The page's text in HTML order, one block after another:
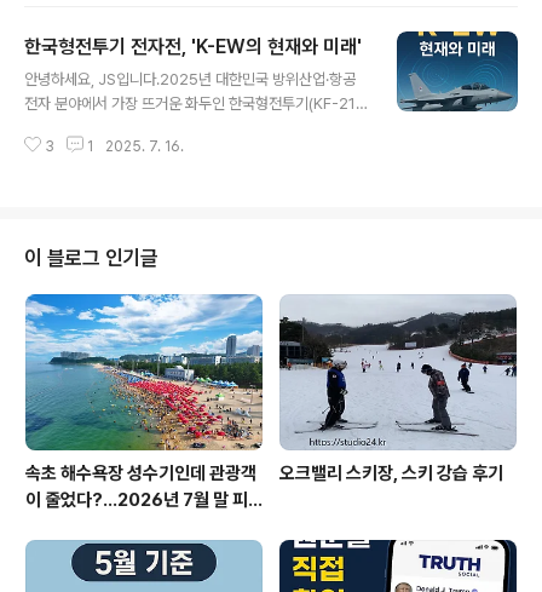
요약]2025년, 그리스 정부는 장거리 순항미사일 탑재가
가능한 신형 잠수함 구매 계획을 공식화지중해 안보 강화,
터키와의 군사적 균형, EU·나토 내 영향력 확대가 목적보
사거리 1,500km 이상)과 양산형 플랫폼 확보동북아 역시
한국형전투기 전자전, 'K-EW의 현재와 미래'
안녕하세요, JS입니다.2025년 대한민국 방위산업·항공
전자 분야에서 가장 뜨거운 화두인 한국형전투기(KF-21)
합니다.세계적 군사 충돌과 미래 무기 경쟁이 심화하는 시
한국형 전자전 체계의 현재 위치와 앞으로의 발전 로드맵
을 정리합니다. 1. 주요 내용 요약KF-21 보라매의 전자전
시스템은 국내 자립형 AESA 레이더, 디지털 RF메모리(D
RFM), 적외선 탐지·추적, 통합 전자방호장비 등으로 이뤄
져, 4.5세대 후반~5세대 초입의 항전 능력 보유한화, LI..
3 1 2025. 7. 16.
이 블로그 인기글
속초 해수욕장 성수기인데 관광객
이 줄었다?…2026년 7월 말 피
오크밸리 스키장, 스키 강습 후기